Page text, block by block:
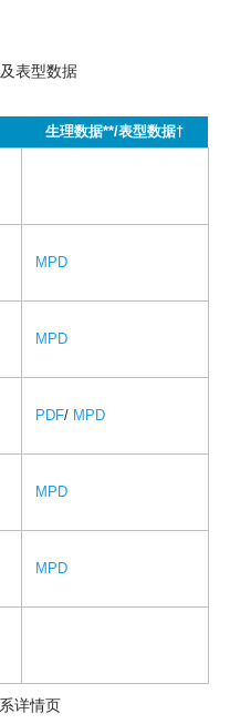
表型数据
生理数据**/表型数据†
MPD
MPD
PDF/ MPD
MPD
MPD
详情页